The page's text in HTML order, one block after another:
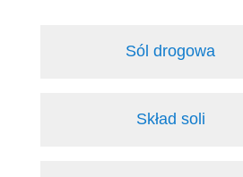
Sól drogowa
Skład soli